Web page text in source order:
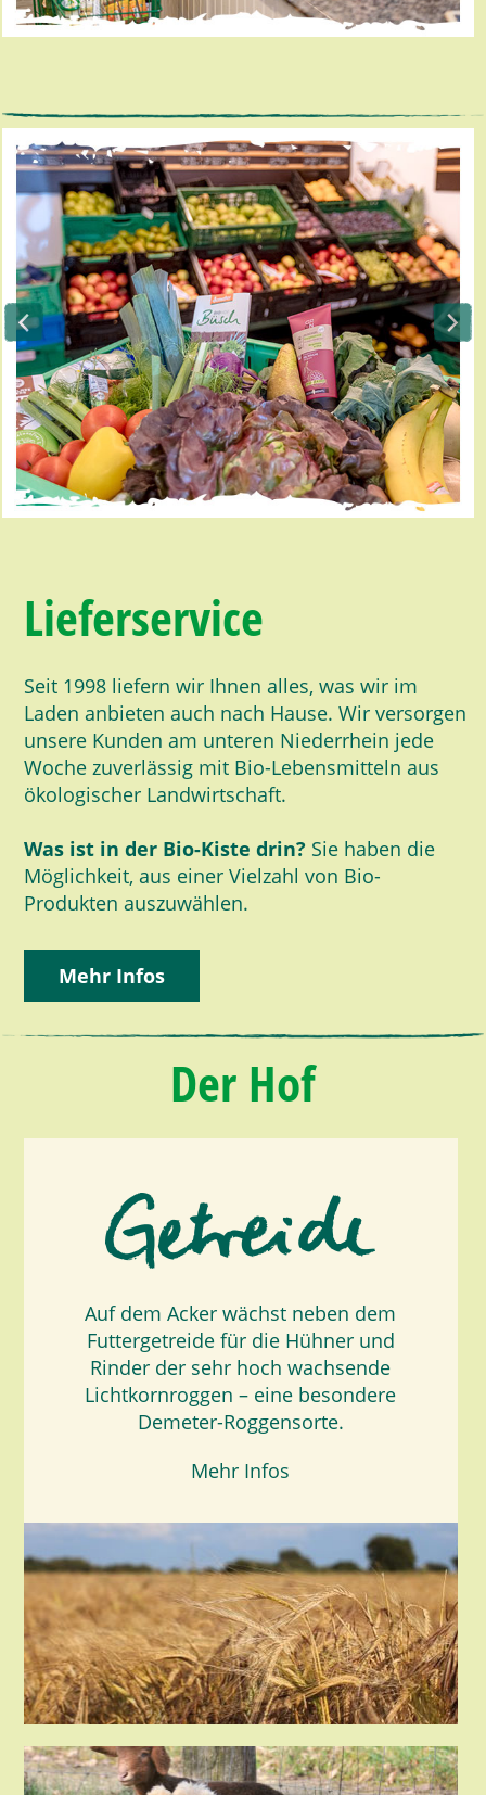
Lieferservice
Seit 1998 liefern wir Ihnen alles, was wir im
Laden anbieten auch nach Hause. Wir versorgen
unsere Kunden am unteren Niederrhein jede
Woche zuverlässig mit Bio-Lebensmitteln aus
ökologischer Landwirtschaft.
Was ist in der Bio-Kiste drin? Sie haben die
Möglichkeit, aus einer Vielzahl von Bio-
Produkten auszuwählen.
Mehr Infos
Der Hof
Auf dem Acker wächst neben dem
Futtergetreide für die Hühner und
Rinder der sehr hoch wachsende
Lichtkornroggen – eine besondere
Demeter-Roggensorte.
Mehr Infos